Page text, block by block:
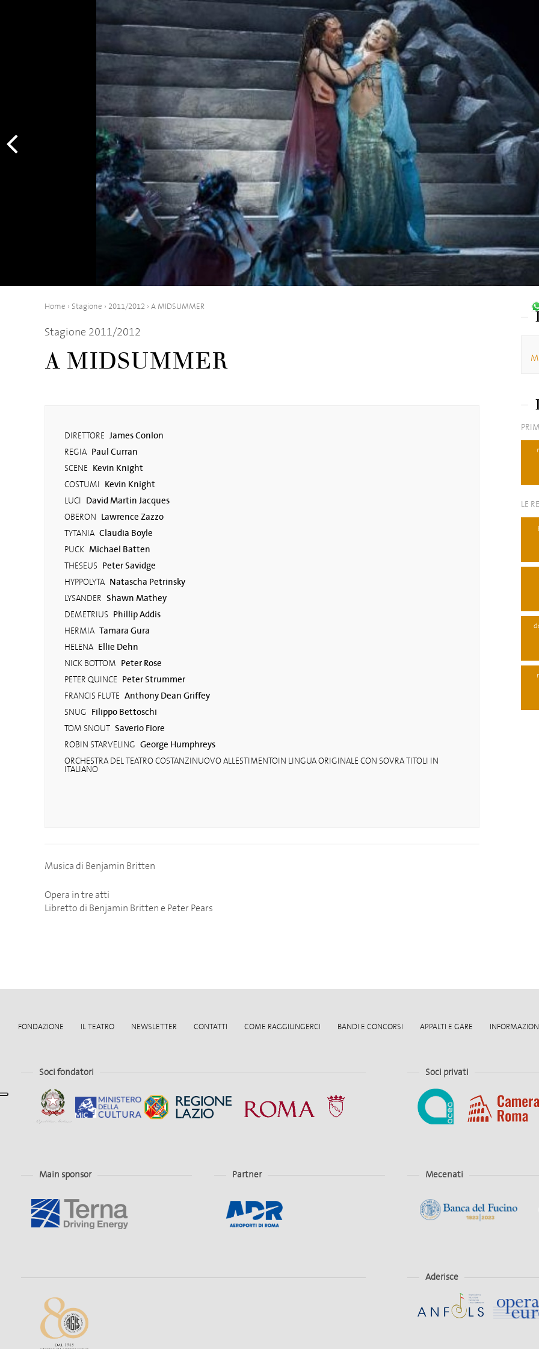
Home › Stagione › 2011/2012 › A MIDSUMMER
Stagione 2011/2012
A MIDSUMMER
DIRETTORE James Conlon
REGIA Paul Curran
SCENE Kevin Knight
COSTUMI Kevin Knight
LUCI David Martin Jacques
OBERON Lawrence Zazzo
TYTANIA Claudia Boyle
PUCK Michael Batten
THESEUS Peter Savidge
HYPPOLYTA Natascha Petrinsky
LYSANDER Shawn Mathey
DEMETRIUS Phillip Addis
HERMIA Tamara Gura
HELENA Ellie Dehn
NICK BOTTOM Peter Rose
PETER QUINCE Peter Strummer
FRANCIS FLUTE Anthony Dean Griffey
SNUG Filippo Bettoschi
TOM SNOUT Saverio Fiore
ROBIN STARVELING George Humphreys
ORCHESTRA DEL TEATRO COSTANZINUOVO ALLESTIMENTOIN LINGUA ORIGINALE CON SOVRA TITOLI IN
ITALIANO
Musica di Benjamin Britten
Opera in tre atti
Libretto di Benjamin Britten e Peter Pears
LE
FONDAZIONE IL TEATRO NEWSLETTER CONTATTI COME RAGGIUNGERCI BANDI E CONCORSI APPALTI E GARE
Soci fondatori Soci privati
Main sponsor Partner Mecenati
Aderisce